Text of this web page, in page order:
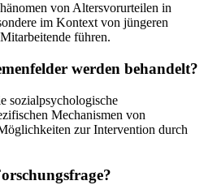
von Altersvorurteilen in
im Kontext von jüngeren
führen.
werden behandelt?
sozialpsychologische
Mechanismen von
zur Intervention durch